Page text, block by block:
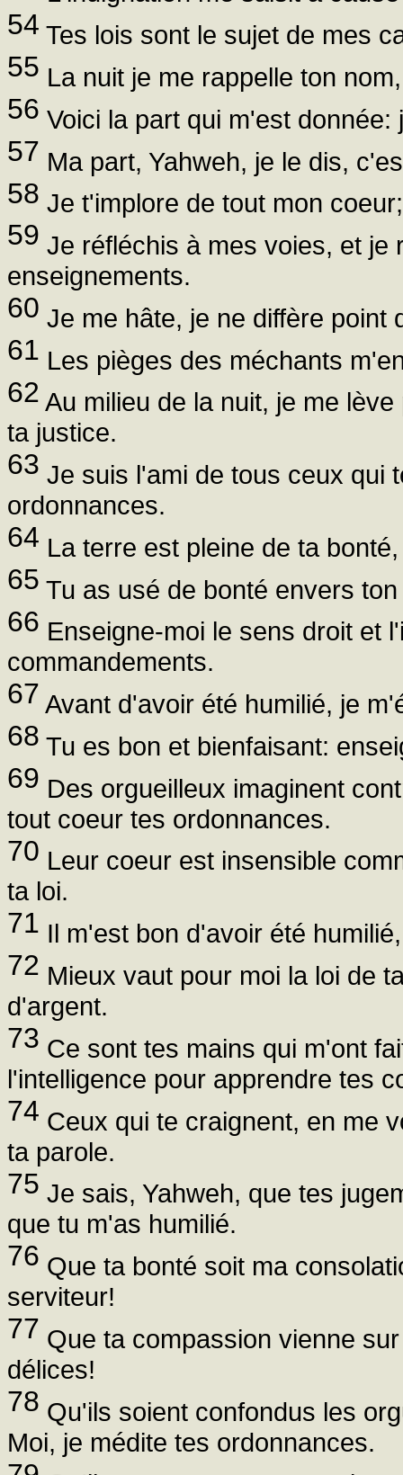
54 Tes lois sont le sujet de mes
55 La nuit je me rappelle ton
56 Voici la part qui m'est
57 Ma part, Yahweh, je le dis,
58 Je t'implore de tout mon
59 Je réfléchis à mes voies, et je
enseignements.
60 Je me hâte, je ne diffère point
61 Les pièges des méchants
62 Au milieu de la nuit, je me
ta justice.
63 Je suis l'ami de tous ceux qui
ordonnances.
64 La terre est pleine de ta
65 Tu as usé de bonté envers
66 Enseigne-moi le sens droit et
commandements.
67 Avant d'avoir été humilié, je
68 Tu es bon et bienfaisant:
69 Des orgueilleux imaginent
tout coeur tes ordonnances.
70 Leur coeur est insensible
ta loi.
71 Il m'est bon d'avoir été
72 Mieux vaut pour moi la loi de
d'argent.
73 Ce sont tes mains qui m'ont
l'intelligence pour apprendre tes
74 Ceux qui te craignent, en me
ta parole.
75 Je sais, Yahweh, que tes
que tu m'as humilié.
76 Que ta bonté soit ma
serviteur!
77 Que ta compassion vienne
délices!
78 Qu'ils soient confondus les
Moi, je médite tes ordonnances.